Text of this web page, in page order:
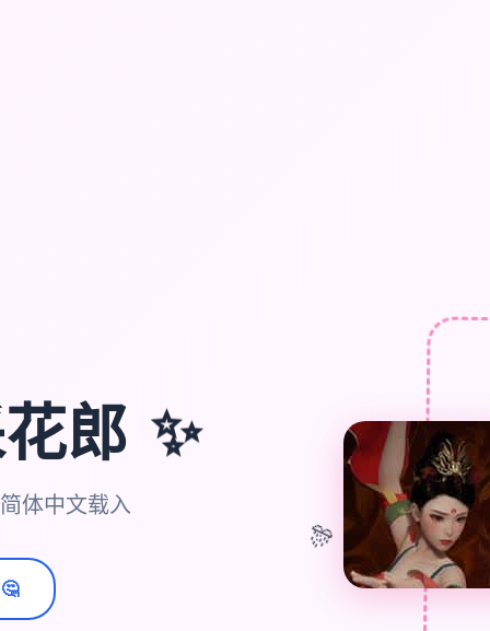
郎 ✨
体中文载入
🤔
🎊